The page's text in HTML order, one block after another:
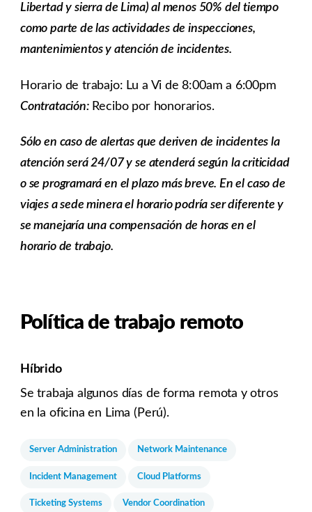
Libertad y sierra de Lima) al menos 50% del tiempo
como parte de las actividades de inspecciones,
mantenimientos y atención de incidentes.
Horario de trabajo: Lu a Vi de 8:00am a 6:00pm
Contratación: Recibo por honorarios.
Sólo en caso de alertas que deriven de incidentes la
atención será 24/07 y se atenderá según la criticidad
o se programará en el plazo más breve. En el caso de
viajes a sede minera el horario podría ser diferente y
se manejaría una compensación de horas en el
horario de trabajo.
Política de trabajo remoto
Híbrido
Se trabaja algunos días de forma remota y otros
en la oficina en Lima (Perú).
Server Administration Network Maintenance
Incident Management Cloud Platforms
Ticketing Systems Vendor Coordination